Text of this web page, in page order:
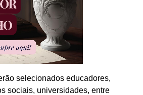
selecionados educadores,
sociais, universidades, entre